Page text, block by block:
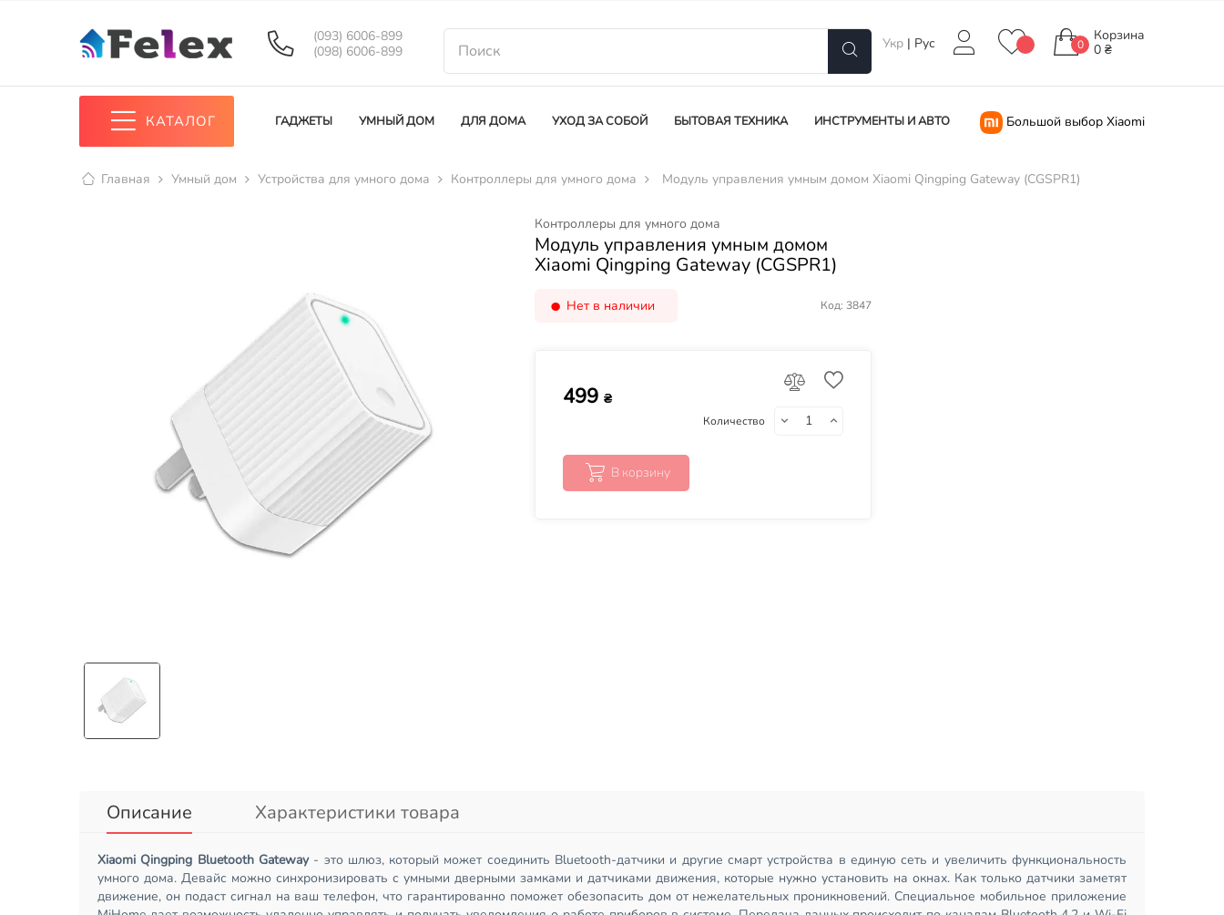
(093) 6006-899
(098) 6006-899
Укр | Рус 0
Корзина
0 ₴
КАТАЛОГ ГАДЖЕТЫ УМНЫЙ ДОМ ДЛЯ ДОМА УХОД ЗА СОБОЙ БЫТОВАЯ ТЕХНИКА ИНСТРУМЕНТЫ И АВТО Большой выбор Xiaomi
Главная Умный дом Устройства для умного дома Контроллеры для умного дома Модуль управления умным домом Xiaomi Qingping Gateway (CGSPR1)
Контроллеры для умного дома
Модуль управления умным домом
Xiaomi Qingping Gateway (CGSPR1)
Нет в наличии Код: 3847
499 ₴
Количество
В корзину
Описание Характеристики товара
Xiaomi Qingping Bluetooth Gateway- это шлюз, который может соединить Bluetooth-датчики и другие смарт устройства в единую сеть и увеличить функциональность
умного дома. Девайс можно синхронизировать с умными дверными замками и датчиками движения, которые нужно установить на окнах. Как только датчики заметят
движение, он подаст сигнал на ваш телефон, что гарантированно поможет обезопасить дом от нежелательных проникновений. Специальное мобильное приложение